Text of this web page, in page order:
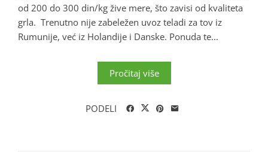
od 200 do 300 din/kg žive mere, što zavisi od kvaliteta
grla. Trenutno nije zabeležen uvoz teladi za tov iz
Rumunije, već iz Holandije i Danske. Ponuda te...
Pročitaj više
PODELI